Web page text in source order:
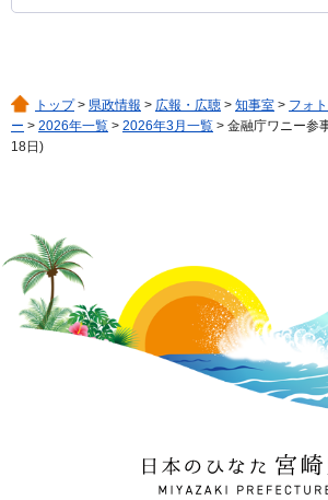
トップ> 県政情報 > 広報・広聴 > 知事室 > フォ
ー > 2026年一覧 > 2026年3月一覧 > 金融庁ワニー参
18日)
日本のひなた 宮崎県
MIYAZAKI PREFECTURE